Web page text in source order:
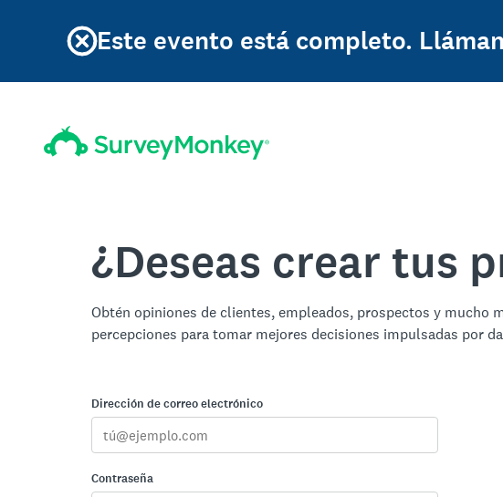
Este evento está completo.
¿Deseas crear tus
Obtén opiniones de clientes, empleados, prospectos y mucho
percepciones para tomar mejores decisiones impulsadas por
Dirección de correo electrónico
Contraseña